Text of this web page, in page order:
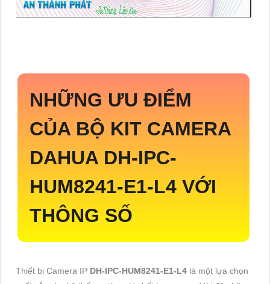
NHỮNG ƯU ĐIỂM
CỦA BỘ KIT CAMERA
DAHUA DH-IPC-
HUM8241-E1-L4 VỚI
THÔNG SỐ
Thiết bị Camera IP DH-IPC-HUM8241-E1-L4 là một lựa chọn